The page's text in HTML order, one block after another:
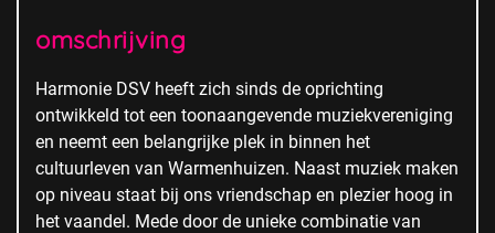
omschrijving
Harmonie DSV heeft zich sinds de oprichting
ontwikkeld tot een toonaangevende muziekvereniging
en neemt een belangrijke plek in binnen het
cultuurleven van Warmenhuizen. Naast muziek maken
op niveau staat bij ons vriendschap en plezier hoog in
het vaandel. Mede door de unieke combinatie van